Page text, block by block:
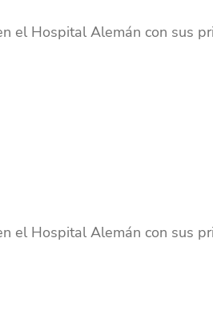
el Hospital Alemán con sus
el Hospital Alemán con sus